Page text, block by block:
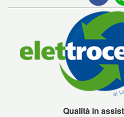
Qualità in